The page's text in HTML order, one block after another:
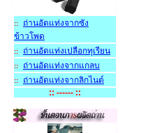
::
ถ่านอัดแท่งจากซัง
ข้าวโพด
:: ถ่านอัดแท่งเปลือกทุเรียน
:: ถ่านอัดแท่งจากแกลบ
::
ถ่านอัดแท่งจากลิกไนต
:: ------ ::